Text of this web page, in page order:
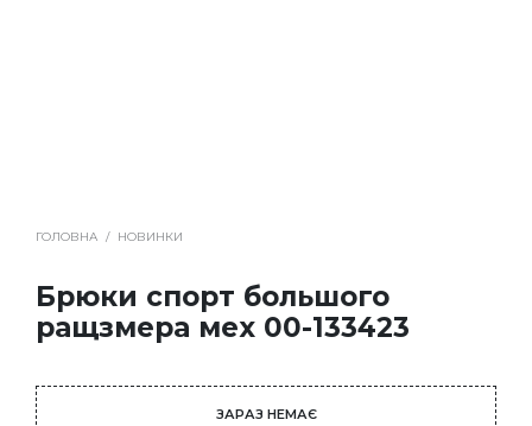
ГОЛОВНА / НОВИНКИ
Брюки спорт большого
ращзмера мех 00-133423
ЗАРАЗ НЕМАЄ